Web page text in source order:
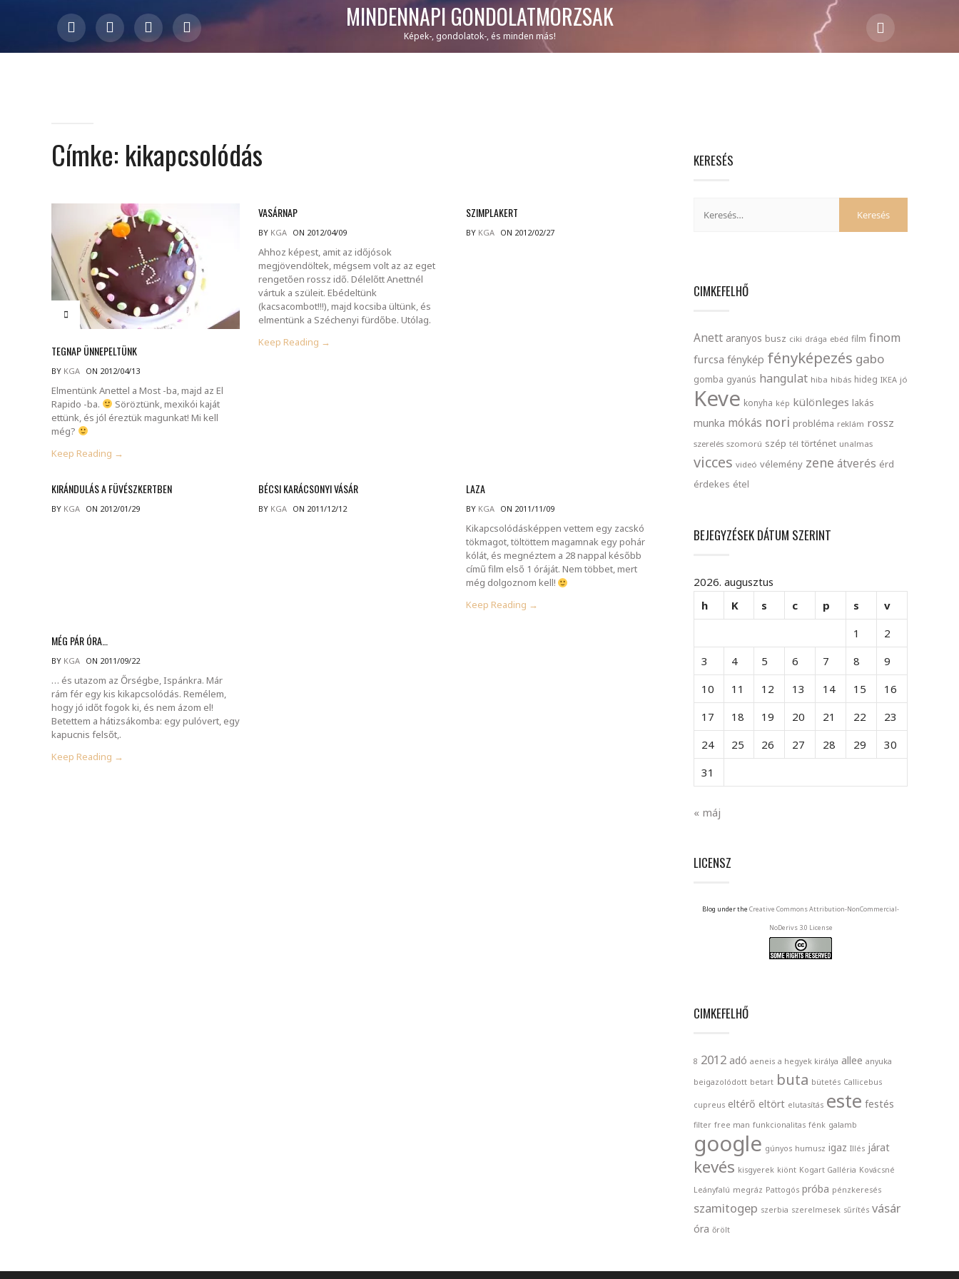
MINDENNAPI GONDOLATMORZSÁK
Képek-, gondolatok-, és minden más!
Címke: kikapcsolódás
TEGNAP ÜNNEPELTÜNK
BY KGA ON 2012/04/13
Elmentünk Anettel a Most -ba, majd az El
Rapido -ba.
Söröztünk, mexikói kaját
ettünk, és jól éreztük magunkat! Mi kell
még?
Keep Reading →
VASÁRNAP
BY KGA ON 2012/04/09
Ahhoz képest, amit az időjósok
megjövendöltek, mégsem volt az az eget
rengetően rossz idő. Délelőtt Anettnél
vártuk a szüleit. Ebédeltünk
(kacsacombot!!!), majd kocsiba ültünk, és
elmentünk a Széchenyi fürdőbe. Utólag.
Keep Reading →
SZIMPLAKERT
BY KGA ON 2012/02/27
KIRÁNDULÁS A FÜVÉSZKERTBEN
BY KGA ON 2012/01/29
BÉCSI KARÁCSONYI VÁSÁR
BY KGA ON 2011/12/12
LAZA
BY KGA ON 2011/11/09
Kikapcsolódásképpen vettem egy zacskó
tökmagot, töltöttem magamnak egy pohár
kólát, és megnéztem a 28 nappal később
című film első 1 óráját. Nem többet, mert
még dolgoznom kell!
Keep Reading →
MÉG PÁR ÓRA…
BY KGA ON 2011/09/22
… és utazom az Őrségbe, Ispánkra. Már
rám fér egy kis kikapcsolódás. Remélem,
hogy jó időt fogok ki, és nem ázom el!
Betettem a hátizsákomba: egy pulóvert, egy
kapucnis felsőt,.
Keep Reading →
KERESÉS
CIMKEFELHŐ
Anett aranyos busz ciki drága ebéd film finom
furcsa fénykép fényképezés gabo
gomba gyanús hangulat hiba hibás hideg IKEA jó
Keve konyha kép különleges lakás
munka mókás nori probléma reklám rossz
szerelés szomorú szép tél történet unalmas
vicces videó vélemény zene átverés érd
érdekes étel
BEJEGYZÉSEK DÁTUM SZERINT
2026. augusztus
h
K s c p s
v
1
2
3
4 5 6 7 8
9
10
11 12 13 14 15
16
17
18 19 20 21 22
23
24
25 26 27 28 29
30
31
« máj
LICENSZ
Blog under the Creative Commons Attribution-NonCommercial-
NoDerivs 3.0 License
CIMKEFELHŐ
8 2012 adó aeneis a hegyek királya allee anyuka
beigazolódott betart buta bütetés Callicebus
cupreus eltérő eltört elutasítás este festés
filter free man funkcionalitas fénk galamb
google gúnyos humusz igaz Illés járat
kevés kisgyerek kiönt Kogart Galléria Kovácsné
Leányfalú megráz Pattogós próba pénzkeresés
szamitogep szerbia szerelmesek sűrítés vásár
óra őrölt